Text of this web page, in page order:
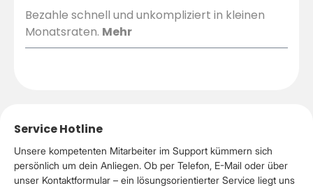
Bezahle schnell und unkompliziert in kleinen
Monatsraten. Mehr
Service Hotline
Unsere kompetenten Mitarbeiter im Support kümmern sich
persönlich um dein Anliegen. Ob per Telefon, E-Mail oder über
unser Kontaktformular – ein lösungsorientierter Service liegt uns